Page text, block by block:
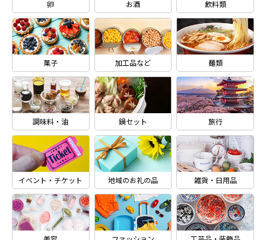
卵 お酒 飲料類
菓子 加工品など 麺類
調味料・油 鍋セット 旅行
イベント・チケット 地域のお礼の品 雑貨・日用品